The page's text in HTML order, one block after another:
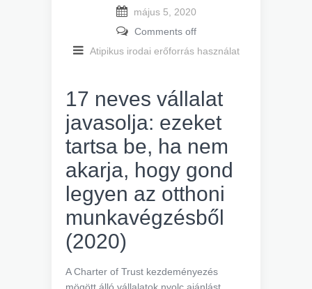
május 5, 2020
Comments off
Atipikus irodai erőforrás használat
17 neves vállalat
javasolja: ezeket
tartsa be, ha nem
akarja, hogy gond
legyen az otthoni
munkavégzésből
(2020)
A Charter of Trust kezdeményezés